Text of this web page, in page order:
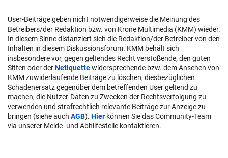
User-Beiträge geben nicht notwendigerweise die Meinung des
Betreibers/der Redaktion bzw. von Krone Multimedia (KMM) wieder.
In diesem Sinne distanziert sich die Redaktion/der Betreiber von den
Inhalten in diesem Diskussionsforum. KMM behält sich
insbesondere vor, gegen geltendes Recht verstoßende, den guten
Sitten oder derNetiquettewidersprechende bzw. dem Ansehen von
KMM zuwiderlaufende Beiträge zu löschen, diesbezüglichen
Schadenersatz gegenüber dem betreffenden User geltend zu
machen, die Nutzer-Daten zu Zwecken der Rechtsverfolgung zu
verwenden und strafrechtlich relevante Beiträge zur Anzeige zu
bringen (siehe auch AGB). Hier können Sie das Community-Team
via unserer Melde- und Abhilfestelle kontaktieren.